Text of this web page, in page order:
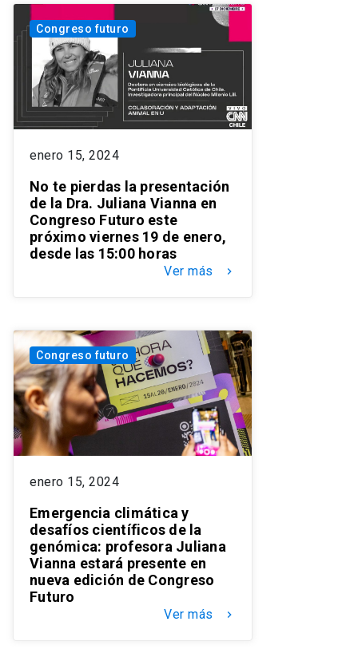
Congreso futuro
enero 15, 2024
No te pierdas la presentación
de la Dra. Juliana Vianna en
Congreso Futuro este
próximo viernes 19 de enero,
desde las 15:00 horas
Ver más keyboard_arrow_right
Congreso futuro
enero 15, 2024
Emergencia climática y
desafíos científicos de la
genómica: profesora Juliana
Vianna estará presente en
nueva edición de Congreso
Futuro
Ver más keyboard_arrow_right